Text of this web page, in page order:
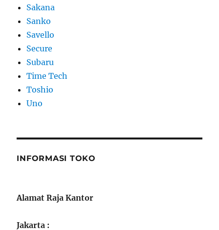
Sakana
Sanko
Savello
Secure
Subaru
Time Tech
Toshio
Uno
INFORMASI TOKO
Alamat Raja Kantor
Jakarta :